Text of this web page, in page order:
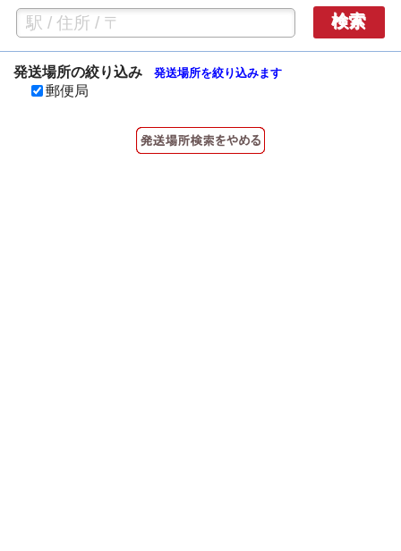
検索
発送場所の絞り込み 発送場所を絞り込みます
郵便局